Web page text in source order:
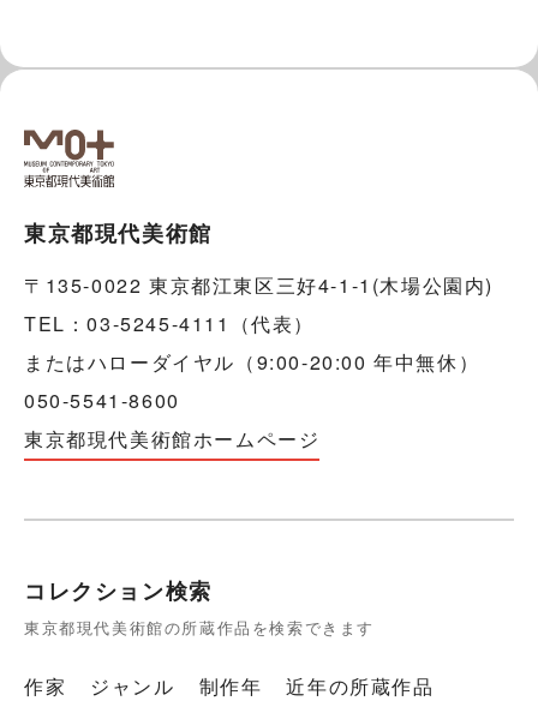
東京都現代美術館
〒135-0022 東京都江東区三好4-1-1(木場公園内)
TEL：03-5245-4111（代表）
またはハローダイヤル（9:00-20:00 年中無休）
050-5541-8600
東京都現代美術館ホームページ
コレクション検索
東京都現代美術館の所蔵作品を検索できます
作家 ジャンル 制作年
近年の所蔵作品